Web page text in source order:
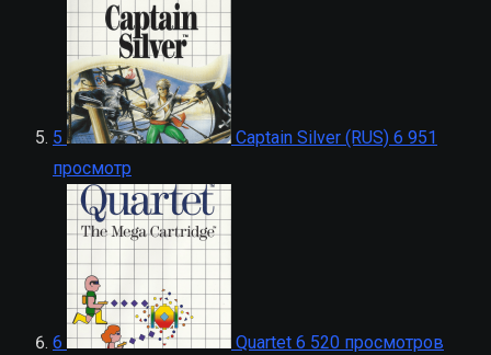
5 Captain Silver (RUS) 6 951
просмотр
6 Quartet 6 520 просмотров